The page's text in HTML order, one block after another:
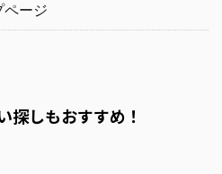
ージ
探しもおすすめ！